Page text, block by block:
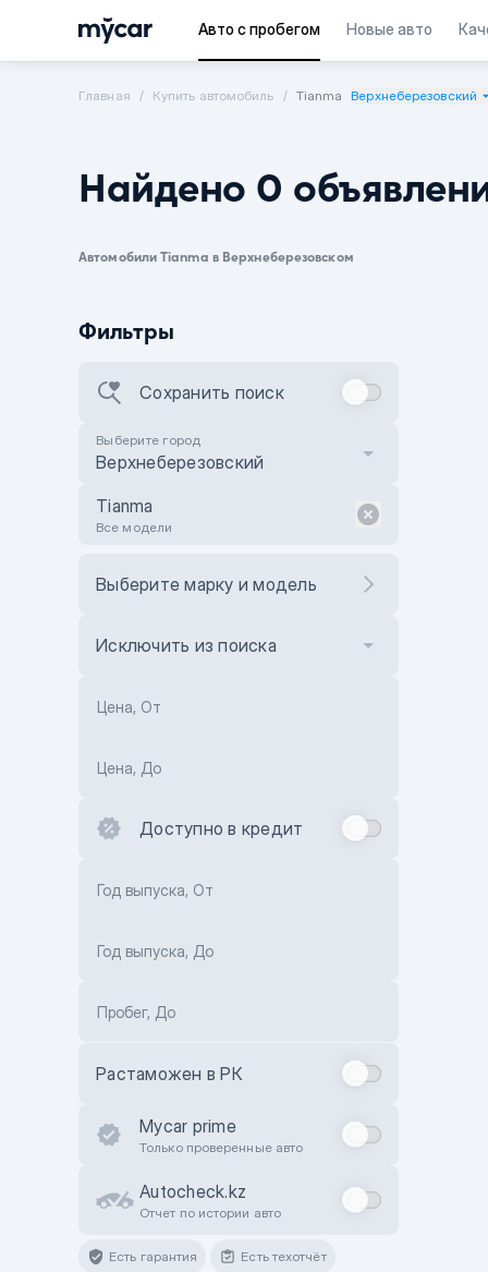
Авто с пробегом Новые авто
Главная Купить автомобиль Tianma Верхнеберезовский
Найдено 0
Автомобили Tianma в Верхнеберезовском
Фильтры
Сохранить поиск
Выберите город
Верхнеберезовский
Tianma
Все модели
Выберите марку и модель
Исключить из поиска
Цена, От
Цена, До
Доступно в кредит
Год выпуска, От
Год выпуска, До
Пробег, До
Растаможен в РК
Mycar prime
Только проверенные авто
Autocheck.kz
Отчет по истории авто
Есть гарантия Есть техотчёт